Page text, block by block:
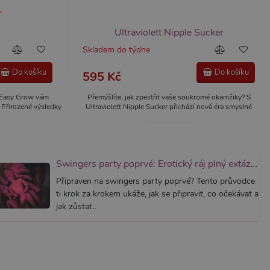
Do košíku
Grow vám
výsledky
Ultraviolett Nipple Sucker
Skladem do týdne
595 Kč Do košíku
Přemýšlíte, jak zpestřit vaše soukromé okamžiky? S
Ultraviolett Nipple Sucker přichází nová éra smyslné
Swingers party poprvé: Erotický ráj plný extáze? Průvodce, který ti otevře dveře!
Připraven na swingers party poprvé? Tento průvodce
ti krok za krokem ukáže, jak se připravit, co očekávat a
jak zůstat..
Webové stránky nelze
zapamatování
aby banner cookie
po aktualizaci
z těchto funkcí
(_GRECAPTCHA)